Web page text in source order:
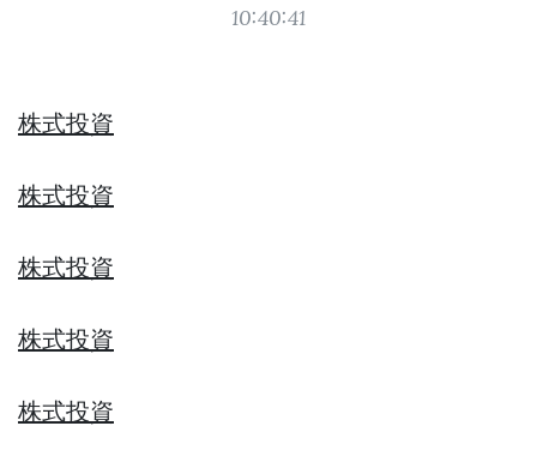
10:40:41
株式投資
株式投資
株式投資
株式投資
株式投資